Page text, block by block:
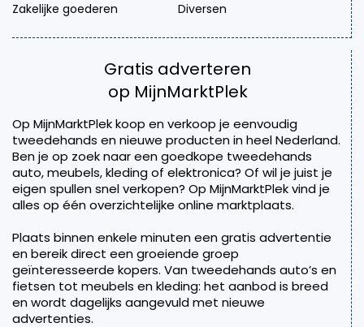
Zakelijke goederen
Diversen
Gratis adverteren
op MijnMarktPlek
Op MijnMarktPlek koop en verkoop je eenvoudig
tweedehands en nieuwe producten in heel Nederland.
Ben je op zoek naar een goedkope tweedehands
auto, meubels, kleding of elektronica? Of wil je juist je
eigen spullen snel verkopen? Op MijnMarktPlek vind je
alles op één overzichtelijke online marktplaats.
Plaats binnen enkele minuten een gratis advertentie
en bereik direct een groeiende groep
geïnteresseerde kopers. Van tweedehands auto’s en
fietsen tot meubels en kleding: het aanbod is breed
en wordt dagelijks aangevuld met nieuwe
advertenties.